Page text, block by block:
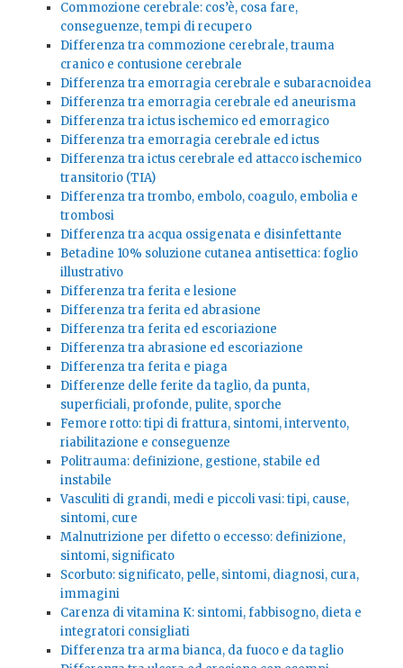
Commozione cerebrale: cos’è, cosa fare,
conseguenze, tempi di recupero
Differenza tra commozione cerebrale, trauma
cranico e contusione cerebrale
Differenza tra emorragia cerebrale e subaracnoidea
Differenza tra emorragia cerebrale ed aneurisma
Differenza tra ictus ischemico ed emorragico
Differenza tra emorragia cerebrale ed ictus
Differenza tra ictus cerebrale ed attacco ischemico
transitorio (TIA)
Differenza tra trombo, embolo, coagulo, embolia e
trombosi
Differenza tra acqua ossigenata e disinfettante
Betadine 10% soluzione cutanea antisettica: foglio
illustrativo
Differenza tra ferita e lesione
Differenza tra ferita ed abrasione
Differenza tra ferita ed escoriazione
Differenza tra abrasione ed escoriazione
Differenza tra ferita e piaga
Differenze delle ferite da taglio, da punta,
superficiali, profonde, pulite, sporche
Femore rotto: tipi di frattura, sintomi, intervento,
riabilitazione e conseguenze
Politrauma: definizione, gestione, stabile ed
instabile
Vasculiti di grandi, medi e piccoli vasi: tipi, cause,
sintomi, cure
Malnutrizione per difetto o eccesso: definizione,
sintomi, significato
Scorbuto: significato, pelle, sintomi, diagnosi, cura,
immagini
Carenza di vitamina K: sintomi, fabbisogno, dieta e
integratori consigliati
Differenza tra arma bianca, da fuoco e da taglio